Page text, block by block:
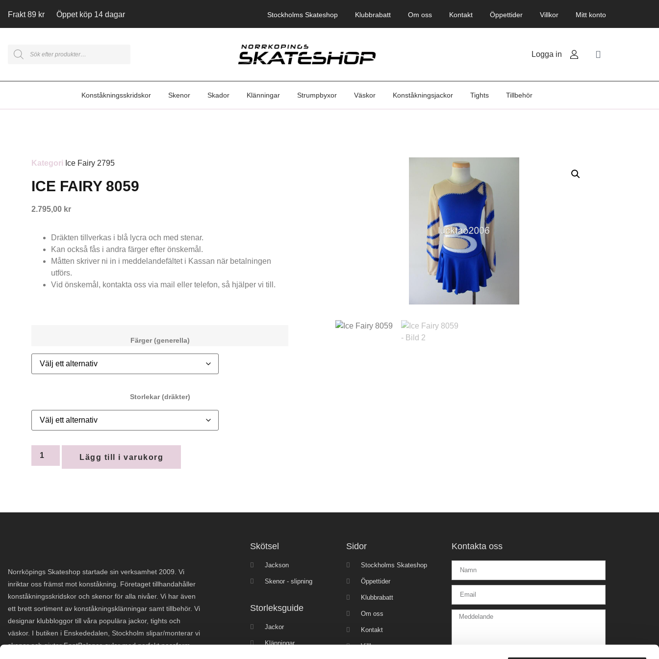
Frakt 89 kr Öppet köp 14 dagar Stockholms Skateshop Klubbrabatt Om oss Kontakt Öppettider Villkor Mitt konto
Logga in
Konståkningsskridskor Skenor Skador Klänningar Strumpbyxor Väskor Konståkningsjackor Tights Tillbehör
Kategori Ice Fairy 2795
ICE FAIRY 8059
2.795,00 kr
Dräkten tillverkas i blå lycra och med stenar.
Kan också fås i andra färger efter önskemål.
Måtten skriver ni in i meddelandefältet i Kassan när betalningen
utförs.
Vid önskemål, kontakta oss via mail eller telefon, så hjälper vi till.
Färger (generella)
Storlekar (dräkter)
Lägg till i varukorg
Norrköpings Skateshop startade sin verksamhet 2009. Vi
inriktar oss främst mot konståkning. Företaget tillhandahåller
konståkningsskridskor och skenor för alla nivåer. Vi har även
ett brett sortiment av konståkningsklänningar samt tillbehör. Vi
designar klubbloggor till våra populära jackor, tights och
väskor. I butiken i Enskededalen, Stockholm slipar/monterar vi
skenor och gjuter FootBalance sulor med perfekt passform.
Skötsel
Jackson
Skenor - slipning
Storleksguide
Jackor
Klänningar
Sidor
Stockholms Skateshop
Öppettider
Klubbrabatt
Om oss
Kontakt
Villkor
Kontakta oss